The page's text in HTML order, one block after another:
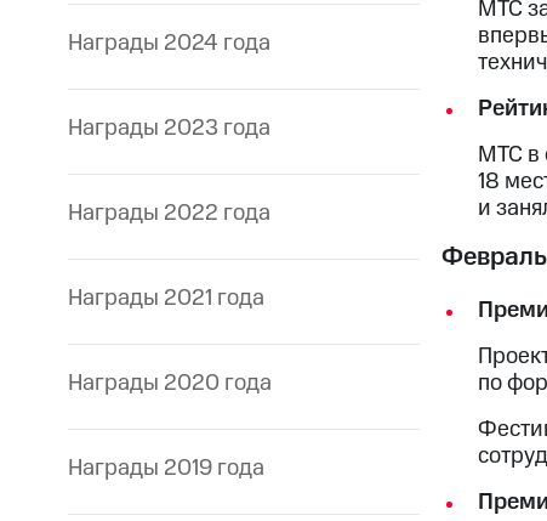
Награды 2024 года
Награды 2023 года
Награды 2022 года
Награды 2021 года
Награды 2020 года
Награды 2019 года
МТС
МТС в
18
и
Февраль
по